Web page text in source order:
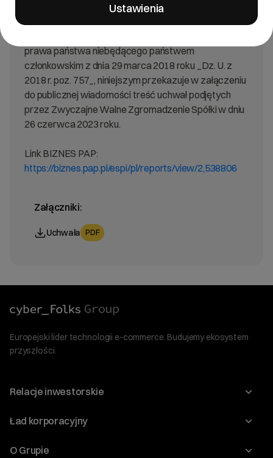
okresowych przekazywanych przez emitentów
prawa państwa niebędącego państwem
członkowskim z dnia 29 marca 2018 roku _Dz. U. z
2018 r. poz. 757_, niniejszym przekazuje w załączeniu
do publicznej wiadomości treść uchwał podjętych
przez Zwyczajne Walne Zgromadzenie Spółki w dniu
26 czerwca 2023 roku.
Link BIZNES PAP:
https://biznes.pap.pl/espi/pl/reports/view/2,538806
Załączniki:
Uchwała PDF
Europejski lider technologii e-commerce. Budujemy ekosystem
przyszłości.
Relacje inwestorskie
Raporty
Ład korporacyjny
Walne Zgromadzenia
O Grupie
Ustawienia